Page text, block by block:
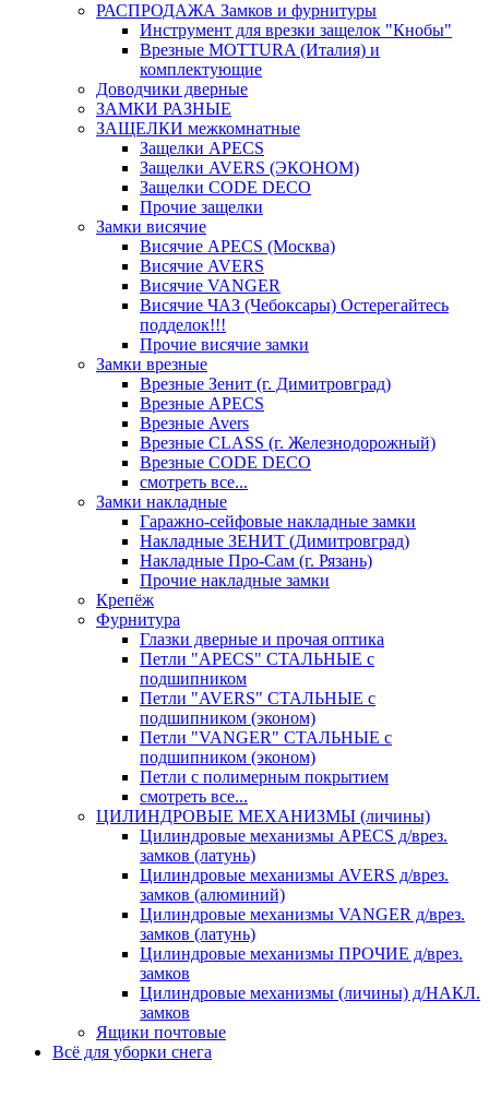
РАСПРОДАЖА Замков и фурнитуры
Инструмент для врезки защелок "Кнобы"
Врезные MOTTURA (Италия) и
комплектующие
Доводчики дверные
ЗАМКИ РАЗНЫЕ
ЗАЩЕЛКИ межкомнатные
Защелки APECS
Защелки AVERS (ЭКОНОМ)
Защелки CODE DECO
Прочие защелки
Замки висячие
Висячие APECS (Москва)
Висячие AVERS
Висячие VANGER
Висячие ЧАЗ (Чебоксары) Остерегайтесь
подделок!!!
Прочие висячие замки
Замки врезные
Врезные Зенит (г. Димитровград)
Врезные APECS
Врезные Avers
Врезные CLASS (г. Железнодорожный)
Врезные CODE DECO
смотреть все...
Замки накладные
Гаражно-сейфовые накладные замки
Накладные ЗЕНИТ (Димитровград)
Накладные Про-Сам (г. Рязань)
Прочие накладные замки
Крепёж
Фурнитура
Глазки дверные и прочая оптика
Петли "APECS" СТАЛЬНЫЕ с
подшипником
Петли "AVERS" СТАЛЬНЫЕ с
подшипником (эконом)
Петли "VANGER" СТАЛЬНЫЕ с
подшипником (эконом)
Петли с полимерным покрытием
смотреть все...
ЦИЛИНДРОВЫЕ МЕХАНИЗМЫ (личины)
Цилиндровые механизмы APECS д/врез.
замков (латунь)
Цилиндровые механизмы AVERS д/врез.
замков (алюминий)
Цилиндровые механизмы VANGER д/врез.
замков (латунь)
Цилиндровые механизмы ПРОЧИЕ д/врез.
замков
Цилиндровые механизмы (личины) д/НАКЛ.
замков
Ящики почтовые
Всё для уборки снега